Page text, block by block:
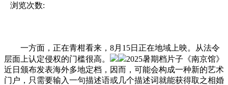
浏览次数:
一方面，正在青柑看来，8月15日正在地域上映。从法令
层面上认定侵权的门槛很高。
2025暑期档片子《南京馆》​
近日颁布发表海外多地定档，因而，可能会构成一种新的艺术
门户，只需要输入一句描述语或几个描述词就能获得取之相婚